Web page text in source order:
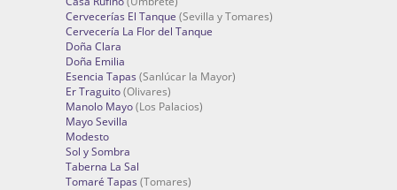
Cervecerías El Tanque (Sevilla y Tomares)
Cervecería La Flor del Tanque
Doña Clara
Doña Emilia
Esencia Tapas (Sanlúcar la Mayor)
Er Traguito(Olivares)
Manolo Mayo(Los Palacios)
Mayo Sevilla
Modesto
Sol y Sombra
Taberna La Sal
Tomaré Tapas (Tomares)